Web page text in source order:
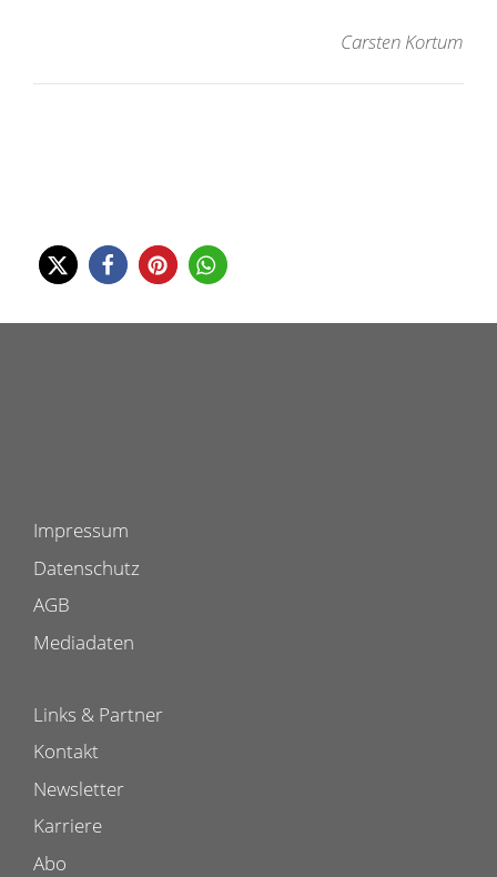
Carsten Kortum
Impressum
Datenschutz
AGB
Mediadaten
Links & Partner
Kontakt
Newsletter
Karriere
Abo